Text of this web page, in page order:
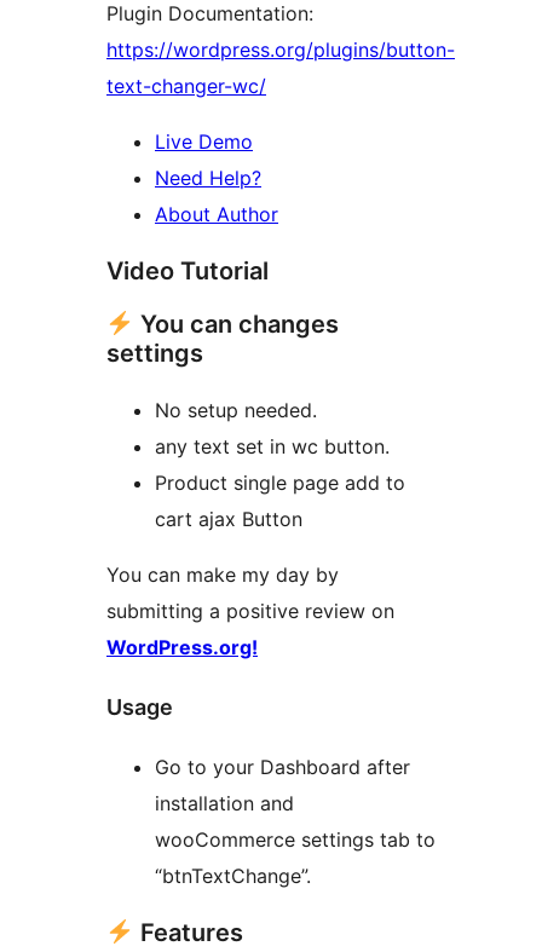
Plugin Documentation:
https://wordpress.org/plugins/button-
text-changer-wc/
Live Demo
Need Help?
About Author
Video Tutorial
You can changes
settings
No setup needed.
any text set in wc button.
Product single page add to
cart ajax Button
You can make my day by
submitting a positive review on
WordPress.org!
Usage
Go to your Dashboard after
installation and
wooCommerce settings tab to
“btnTextChange”.
Features